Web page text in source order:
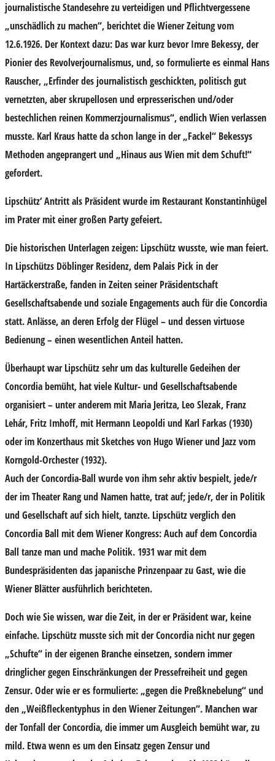
journalistische Standesehre zu verteidigen und Pflichtvergessene
„unschädlich zu machen“, berichtet die Wiener Zeitung vom
12.6.1926. Der Kontext dazu: Das war kurz bevor Imre Bekessy, der
Pionier des Revolverjournalismus, und, so formulierte es einmal Hans
Rauscher, „Erfinder des journalistisch geschickten, politisch gut
vernetzten, aber skrupellosen und erpresserischen und/oder
bestechlichen reinen Kommerzjournalismus“, endlich Wien verlassen
musste. Karl Kraus hatte da schon lange in der „Fackel“ Bekessys
Methoden angeprangert und „Hinaus aus Wien mit dem Schuft!“
gefordert.
Lipschütz‘ Antritt als Präsident wurde im Restaurant Konstantinhügel
im Prater mit einer großen Party gefeiert.
Die historischen Unterlagen zeigen: Lipschütz wusste, wie man feiert.
In Lipschützs Döblinger Residenz, dem Palais Pick in der
Hartäckerstraße, fanden in Zeiten seiner Präsidentschaft
Gesellschaftsabende und soziale Engagements auch für die Concordia
statt. Anlässe, an deren Erfolg der Flügel – und dessen virtuose
Bedienung – einen wesentlichen Anteil hatten.
Überhaupt war Lipschütz sehr um das kulturelle Gedeihen der
Concordia bemüht, hat viele Kultur- und Gesellschaftsabende
organisiert – unter anderem mit Maria Jeritza, Leo Slezak, Franz
Lehár, Fritz Imhoff, mit Hermann Leopoldi und Karl Farkas (1930)
oder im Konzerthaus mit Sketches von Hugo Wiener und Jazz vom
Korngold-Orchester (1932).
Auch der Concordia-Ball wurde von ihm sehr aktiv bespielt, jede/r
der im Theater Rang und Namen hatte, trat auf; jede/r, der in Politik
und Gesellschaft auf sich hielt, tanzte. Lipschütz verglich den
Concordia Ball mit dem Wiener Kongress: Auch auf dem Concordia
Ball tanze man und mache Politik. 1931 war mit dem
Bundespräsidenten das japanische Prinzenpaar zu Gast, wie die
Wiener Blätter ausführlich berichteten.
Doch wie Sie wissen, war die Zeit, in der er Präsident war, keine
einfache. Lipschütz musste sich mit der Concordia nicht nur gegen
„Schufte“ in der eigenen Branche einsetzen, sondern immer
dringlicher gegen Einschränkungen der Pressefreiheit und gegen
Zensur. Oder wie er es formulierte: „gegen die Preßknebelung“ und
den „Weißfleckentyphus in den Wiener Zeitungen“. Manchen war
der Tonfall der Concordia, die immer um Ausgleich bemüht war, zu
mild. Etwa wenn es um den Einsatz gegen Zensur und